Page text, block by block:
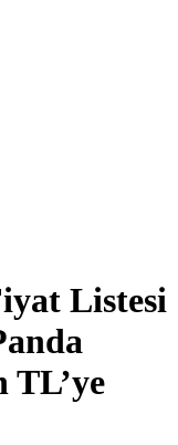
Listesi
TL’ye